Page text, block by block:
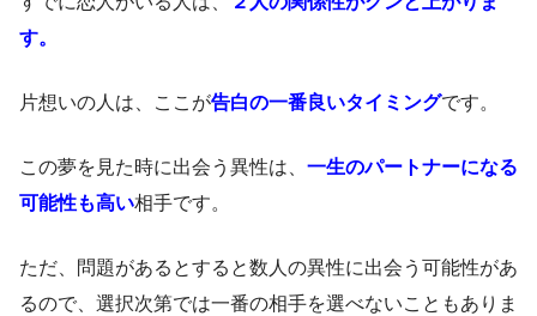
す。
片想いの人は、ここが告白の一番良いタイミングです。
この夢を見た時に出会う異性は、 一生のパートナーになる
可能性も高い相手です。
ただ、問題があるとすると数人の異性に出会う可能性があ
るので、選択次第では一番の相手を選べないこともありま